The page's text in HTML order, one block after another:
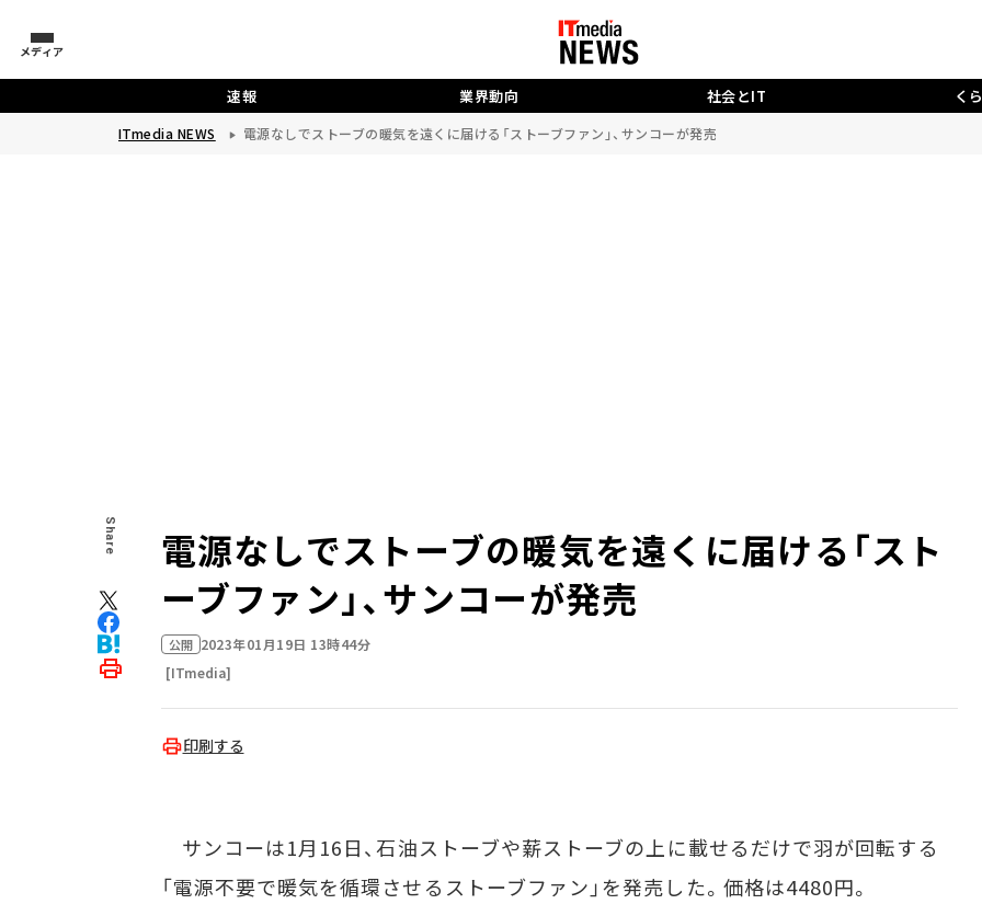
メディア
速報 業界動向 社会とIT く
ITmedia NEWS 電源なしでストーブの暖気を遠くに届ける「ストーブファン」、サンコーが発売
Share
電源なしでストーブの暖気を遠くに届ける「スト
ーブファン」、サンコーが発売
公開 2023年01月19日 13時44分
[ITmedia]
印刷する
サンコーは1月16日、石油ストーブや薪ストーブの上に載せるだけで羽が回転する
「電源不要で暖気を循環させるストーブファン」を発売した。価格は4480円。